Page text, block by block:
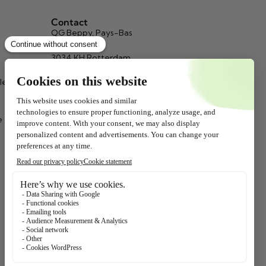
Contact
QG Beppy, Pays-Bas
Signaleur 1-3
3034 KH Rotterdam
info@beppy.com
Chambre de commerce : 24123466
Beppy, Belgique
9A Avenue Comtesse Elisabeth,
Boîte postale 77
info@beppy.com
+32 (0)78 158 349
Suivez-nous !